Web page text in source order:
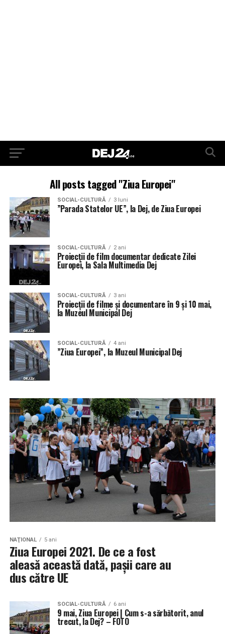
All posts tagged "Ziua Europei"
SOCIAL-CULTURĂ 3 luni
”Parada Statelor UE”, la Dej, de Ziua Europei
SOCIAL-CULTURĂ 2 ani
Proiecții de film documentar dedicate Zilei
Europei, la Sala Multimedia Dej
SOCIAL-CULTURĂ 3 ani
Proiecții de filme și documentare în 9 și 10 mai,
la Muzeul Municipal Dej
SOCIAL-CULTURĂ 4 ani
”Ziua Europei”, la Muzeul Municipal Dej
NAŢIONAL 5 ani
Ziua Europei 2021. De ce a fost
aleasă această dată, pașii care au
dus către UE
SOCIAL-CULTURĂ 6 ani
9 mai, Ziua Europei | Cum s-a sărbătorit, anul
trecut, la Dej? – FOTO